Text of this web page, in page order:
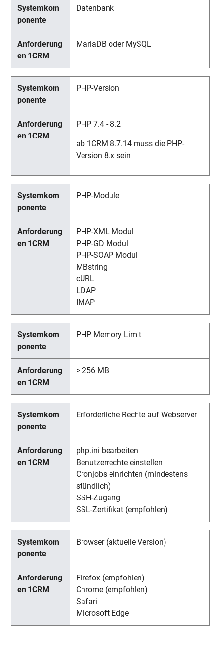
Datenbank
MariaDB oder MySQL
PHP-Version
PHP 7.4 - 8.2
ab 1CRM 8.7.14 muss die PHP-
Version 8.x sein
PHP-Module
PHP-XML Modul
PHP-GD Modul
PHP-SOAP Modul
MBstring
cURL
LDAP
IMAP
PHP Memory Limit
> 256 MB
Erforderliche Rechte auf Webserver
php.ini bearbeiten
Benutzerrechte einstellen
Cronjobs einrichten (mindestens
stündlich)
SSH-Zugang
SSL-Zertifikat (empfohlen)
Browser (aktuelle Version)
Firefox (empfohlen)
Chrome (empfohlen)
Safari
Microsoft Edge